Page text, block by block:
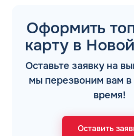
Оформить
карту в
Оставьте заявку на
мы перезвоним вам
время!
Оставить